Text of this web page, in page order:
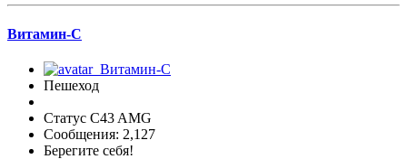
Витамин-С
Пешеход
Статус C43 AMG
Сообщения: 2,127
Берегите себя!